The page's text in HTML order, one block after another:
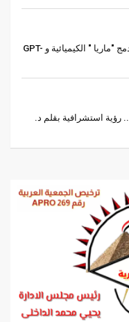
​عصر الجزيئات الرقمية .. د. نرمين الصاوي تدمج "ماريا " الكيميائية و GPT-
رؤية استشرافية بقلم د.